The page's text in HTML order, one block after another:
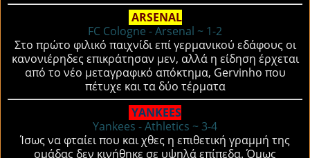
ARSENAL
FC Cologne - Arsenal ~ 1-2
Στο πρώτο φιλικό παιχνίδι επί γερμανικού εδάφους οι
κανονιέρηδες επικράτησαν μεν, αλλά η είδηση έρχεται
από το νέο μεταγραφικό απόκτημα, Gervinho που
πέτυχε και τα δύο τέρματα
YANKEES
Yankees - Athletics ~ 3-4
Ίσως να φταίει που και χθες η επιθετική γραμμή της
ομάδας δεν κινήθηκε σε υψηλά επίπεδα. Όμως